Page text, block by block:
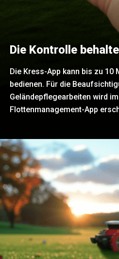
Die Kontrolle
Die Kress-App kann bis zu
bedienen. Für die
Geländepflegearbeiten wird
Flottenmanagement-App